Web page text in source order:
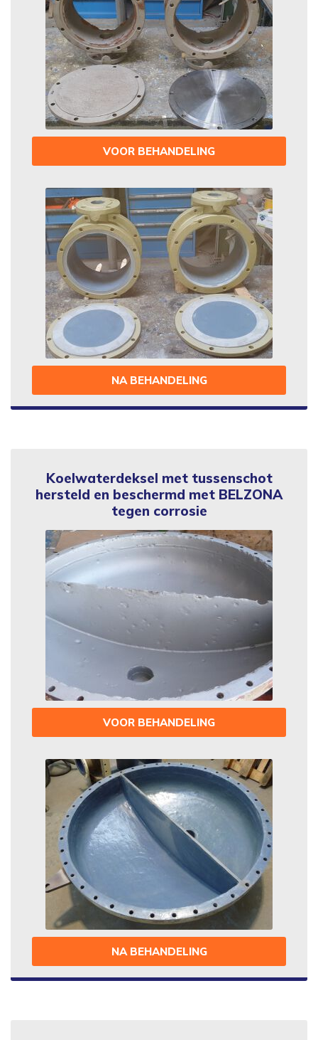
VOOR BEHANDELING
NA BEHANDELING
Koelwaterdeksel met tussenschot
hersteld en beschermd met BELZONA
tegen corrosie
VOOR BEHANDELING
NA BEHANDELING